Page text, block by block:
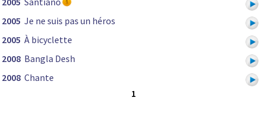
2005 Je ne suis pas un héros
2005 À bicyclette
2008 Bangla Desh
2008 Chante
1